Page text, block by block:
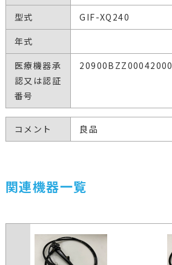
型式
GIF-XQ240
年式
医療機器承
認又は認証
番号
20900BZZ00042000
コメント 良品
関連機器一覧